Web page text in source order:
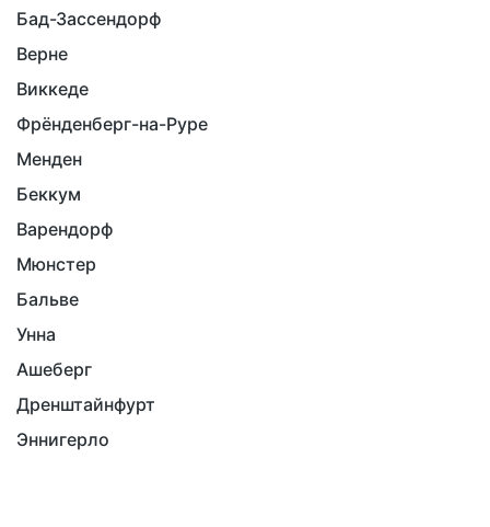
Бад-Зассендорф
Верне
Виккеде
Фрёнденберг-на-Руре
Менден
Беккум
Варендорф
Мюнстер
Бальве
Унна
Ашеберг
Дренштайнфурт
Эннигерло